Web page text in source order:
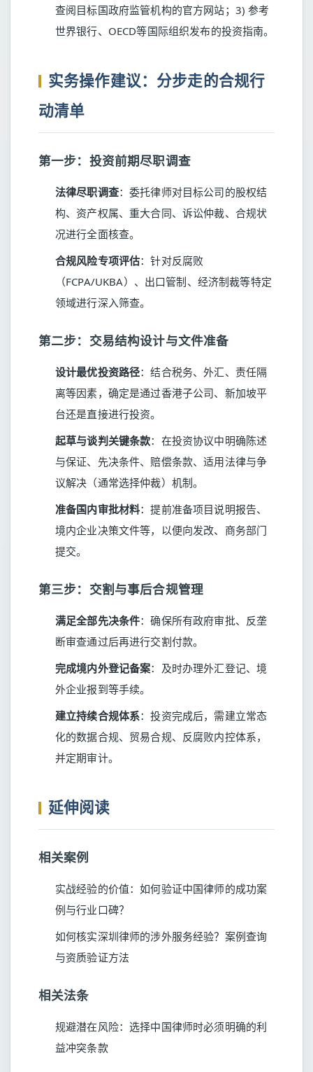
查阅目标国政府监管机构的官方网站；3) 参考
世界银行、OECD等国际组织发布的投资指南。
实务操作建议：分步走的合规行
动清单
第一步：投资前期尽职调查
法律尽职调查：委托律师对目标公司的股权结
构、资产权属、重大合同、诉讼仲裁、合规状
况进行全面核查。
合规风险专项评估：针对反腐败
（FCPA/UKBA）、出口管制、经济制裁等特定
领域进行深入筛查。
第二步：交易结构设计与文件准备
设计最优投资路径：结合税务、外汇、责任隔
离等因素，确定是通过香港子公司、新加坡平
台还是直接进行投资。
起草与谈判关键条款：在投资协议中明确陈述
与保证、先决条件、赔偿条款、适用法律与争
议解决（通常选择仲裁）机制。
准备国内审批材料：提前准备项目说明报告、
境内企业决策文件等，以便向发改、商务部门
提交。
第三步：交割与事后合规管理
满足全部先决条件：确保所有政府审批、反垄
断审查通过后再进行交割付款。
完成境内外登记备案：及时办理外汇登记、境
外企业报到等手续。
建立持续合规体系：投资完成后，需建立常态
化的数据合规、贸易合规、反腐败内控体系，
并定期审计。
延伸阅读
相关案例
实战经验的价值：如何验证中国律师的成功案
例与行业口碑？
如何核实深圳律师的涉外服务经验？案例查询
与资质验证方法​
相关法条
规避潜在风险：选择中国律师时必须明确的利
益冲突条款